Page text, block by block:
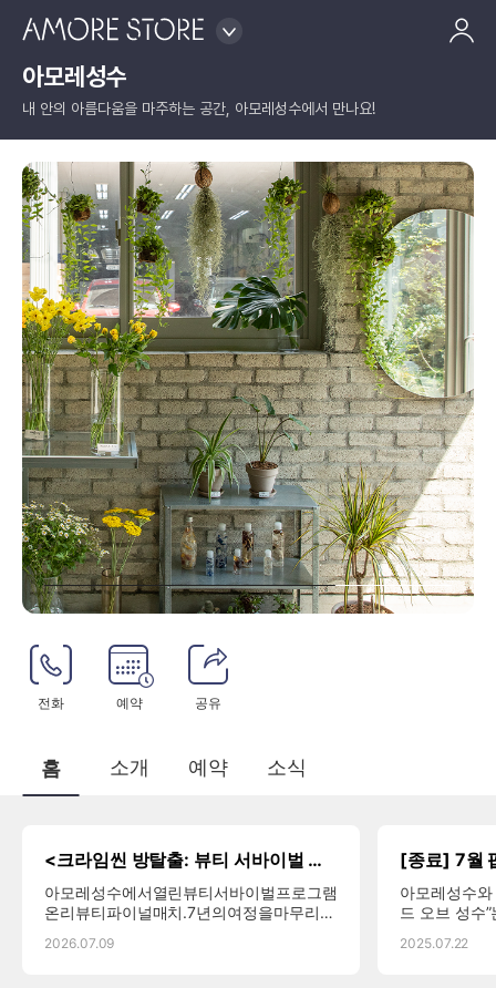
아모레성수
내 안의 아름다움을 마주하는 공간, 아모레성수에서 만나요!
전화 예약 공유
홈 소개 예약 소식
<크라임씬 방탈출: 뷰티 서바이벌 살인사건> 팝업 안내
아모레성수에서열린뷰티서바이벌프로그램
온리뷰티파이널매치.7년의여정을마무리하
진영이갑자기쓰러졌습니다.사인은성분을
2026.07.09
아모레성수
드 오브 성수
으로 시작됩
2025.07.22